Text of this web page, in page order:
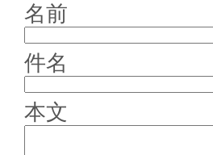
名前
件名
本文